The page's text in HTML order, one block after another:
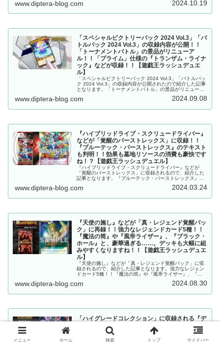
化されていますね！！【遊戯王ラッシュデュエル】
www.diptera-blog.com 2024.10.19
「スペシャルビクトリーパック 2024 Vol.3」「バ
トルパック 2024 Vol.3」の収録内容が公開！！
「トーナメントバトル」の景品がリニューア
ル！！「プライム」仕様の『トランザム・ライナ
ック』などが収録！！【遊戯王ラッシュデュエ
ル】
「スペシャルビクトリーパック 2024 Vol.3」「バトルパッ
ク 2024 Vol.3」の収録内容が公開されたので紹介した記事
となります。「トーナメントバトル」の景品がリニューア
どが再録！ラッシュデュエル
www.diptera-blog.com 2024.09.08
『ハイブリッドライブ・スクリュードライバー』
などが「覚醒のバーストレックス」に収録！！
『ブルーテック・バーストレックス』のテキスト
も判明！！効果も墓地リソースの消費も豪快です
ね！？【遊戯王ラッシュデュエル】
『ハイブリッドライブ・スクリュードライバー』などが
「覚醒のバーストレックス」に収録されるので、紹介した
記事となります。『ブルーテック・バーストレックス』の
ね！？【遊戯王ラッシュデュエル】
www.diptera-blog.com 2024.03.24
『天使の施し』などが「真・レジェンド覚醒パッ
ク」に再録！！強力なレジェンドカード5種！！
『魔法の筒』や『風帝ライザー』、『ブラック・
ホール』と、豪華過ぎる……。デッキも大幅に組
みやすくなりますね！！【遊戯王ラッシュデュエ
ル】
『天使の施し』などが「真・レジェンド覚醒パック」に収
録されるので、紹介した記事となります。強力なレジェン
ドカード5種！！『魔法の筒』や『風帝ライザー』、『ブ
みやすくなりますね！！【遊戯王ラッシュデュエル】
www.diptera-blog.com 2024.08.30
「ハイグレードコレクション」に収録される『デ
ーモンの召喚』の関連カード等が一部判明したの
で考察。『ブラック・ドラゴンズ・デーモン』
等。【遊戯王ラッシュデュエル】
メニュー ホーム 検索 トップ サイドバー